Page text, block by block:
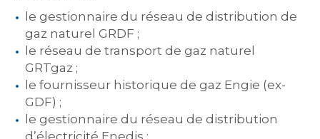
le gestionnaire du réseau de distribution de
gaz naturel GRDF ;
le réseau de transport de gaz naturel
GRTgaz ;
le fournisseur historique de gaz Engie (ex-
GDF) ;
le gestionnaire du réseau de distribution
d’électricité Enedis ;